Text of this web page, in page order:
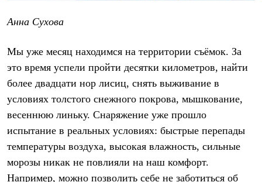
Уход за одеждой
В Арктику
PEAK
ЗА ПОЛЯРНЫМ КРУГОМ
TREK
BASK kids
BASK juno
ИДЁМ В ПОХОД
Дневник капитана
Каталог дилеров
Компания
Баск сегодня
История
Анна Сухова
Мы уже месяц находимся на территории съёмок. За
это время успели пройти десятки километров, найти
более двадцати нор лисиц, снять выживание в
условиях толстого снежного покрова, мышкование,
весеннюю линьку. Снаряжение уже прошло
испытание в реальных условиях: быстрые перепады
температуры воздуха, высокая влажность, сильные
морозы никак не повлияли на наш комфорт.
Например, можно позволить себе не заботиться об